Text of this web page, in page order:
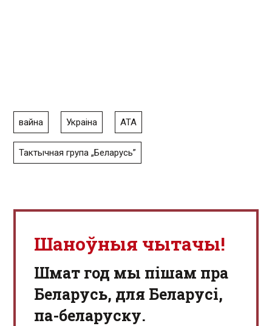
вайна Украіна АТА
Тактычная група „Беларусь”
Шаноўныя чытачы!
Шмат год мы пішам пра
Беларусь, для Беларусі,
па-беларуску.